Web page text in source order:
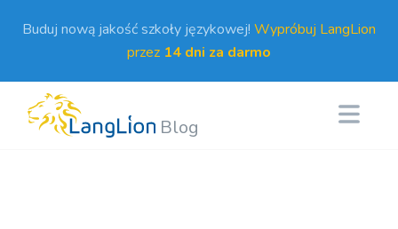
Buduj nową jakość szkoły językowej! Wypróbuj LangLion
przez 14 dni za darmo
Blog